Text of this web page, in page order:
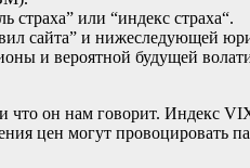
страха” или “индекс страха“.
сайта” и нижеследующей
и вероятной будущей
что он нам говорит. Индекс
цен могут провоцировать